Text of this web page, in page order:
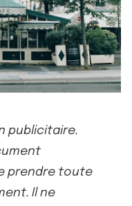
publicitaire.
prendre toute
Il ne